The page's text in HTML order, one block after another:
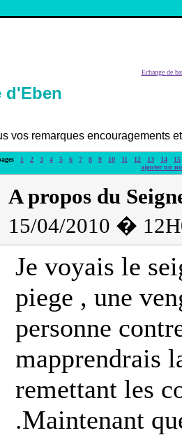
Echange de
d'Eben
vos remarques encouragements
1 2 3 4 5 6 7 8 9 10 11 12 13 14
15
ajouter un
A propos du
15/04/2010 �
Je voyais le
piege , une
personne
mapprendrais
remettant les
.Maintenant